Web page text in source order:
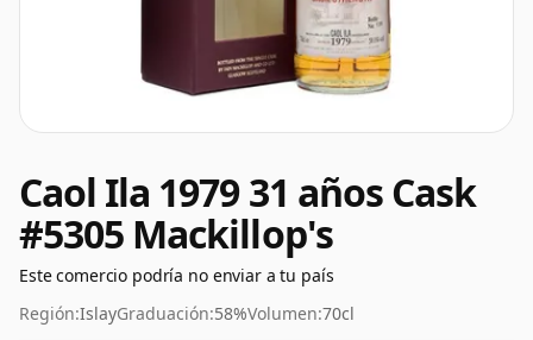
Caol Ila 1979 31 años Cask
#5305 Mackillop's
Este comercio podría no enviar a tu país
Región:IslayGraduación:58%Volumen:70cl